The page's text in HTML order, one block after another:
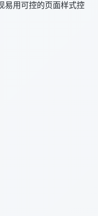
易用可控的页面样式控